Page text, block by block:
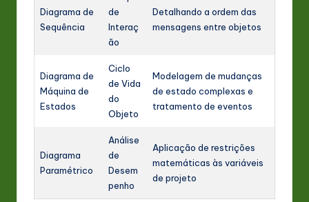
Diagrama de
Sequência
de
Interaç
ão
Detalhando a ordem das
mensagens entre objetos
Diagrama de
Máquina de
Estados
Ciclo
de Vida
do
Objeto
Modelagem de mudanças
de estado complexas e
tratamento de eventos
Diagrama
Paramétrico
Análise
de
Desem
penho
Aplicação de restrições
matemáticas às variáveis
de projeto